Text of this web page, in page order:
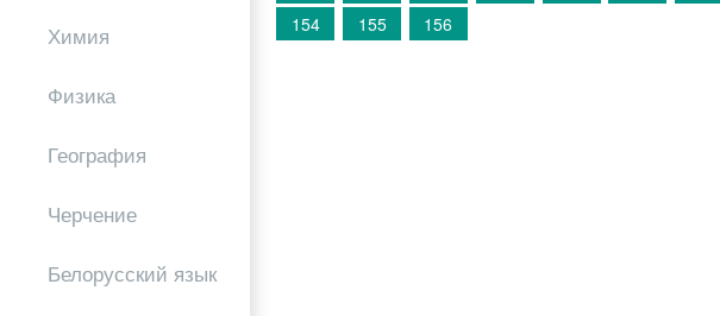
Химия
Физика
География
Черчение
Белорусский язык
154
155 156